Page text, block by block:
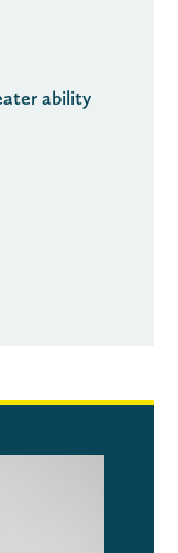
ability